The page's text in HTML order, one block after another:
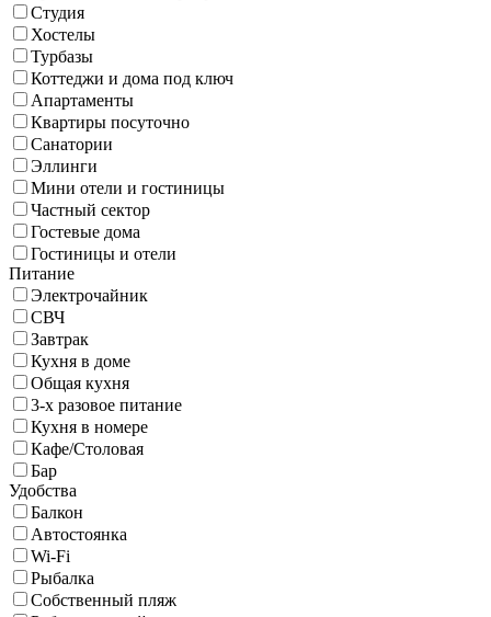
Студия
Хостелы
Турбазы
Коттеджи и дома под ключ
Апартаменты
Квартиры посуточно
Санатории
Эллинги
Мини отели и гостиницы
Частный сектор
Гостевые дома
Гостиницы и отели
Питание
Электрочайник
СВЧ
Завтрак
Кухня в доме
Общая кухня
3-х разовое питание
Кухня в номере
Кафе/Столовая
Бар
Удобства
Балкон
Автостоянка
Wi-Fi
Рыбалка
Собственный пляж